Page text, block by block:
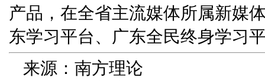
产品，在全省主流媒体所属新媒
东学习平台、广东全民终身学习
来源：南方理论